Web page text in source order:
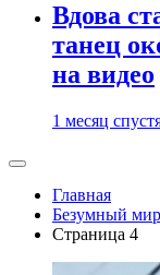
Вдова
танец
на видео
1 месяц
Главная
Безумный мир
Страница 4